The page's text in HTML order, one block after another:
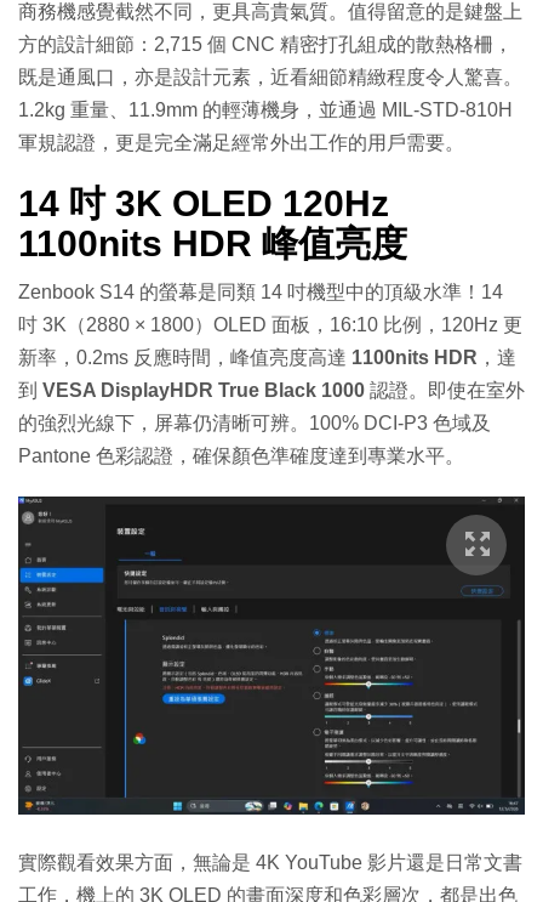
商務機感覺截然不同，更具高貴氣質。值得留意的是鍵盤上
方的設計細節：2,715 個 CNC 精密打孔組成的散熱格柵，
既是通風口，亦是設計元素，近看細節精緻程度令人驚喜。
1.2kg 重量、11.9mm 的輕薄機身，並通過 MIL-STD-810H
軍規認證，更是完全滿足經常外出工作的用戶需要。
14 吋 3K OLED 120Hz
1100nits HDR 峰值亮度
Zenbook S14 的螢幕是同類 14 吋機型中的頂級水準！14
吋 3K（2880 × 1800）OLED 面板，16:10 比例，120Hz 更
新率，0.2ms 反應時間，峰值亮度高達 1100nits HDR ，達
到 VESA DisplayHDR True Black 1000 認證。即使在室外
的強烈光線下，屏幕仍清晰可辨。100% DCI-P3 色域及
Pantone 色彩認證，確保顏色準確度達到專業水平。
實際觀看效果方面，無論是 4K YouTube 影片還是日常文書
工作，機上的 3K OLED 的畫面深度和色彩層次，都是出色